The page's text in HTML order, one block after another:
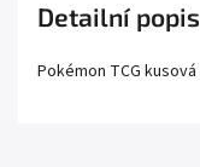
Detailní
Pokémon TCG